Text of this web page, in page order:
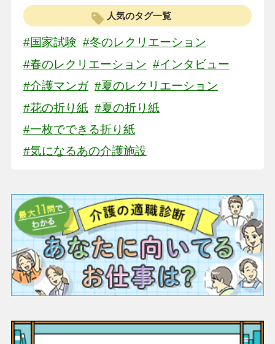
人気のタグ一覧
#国家試験 #冬のレクリエーション
#春のレクリエーション #インタビュー
#介護マンガ #夏のレクリエーション
#花の折り紙 #夏の折り紙
#一枚でできる折り紙
#気になるあの介護施設